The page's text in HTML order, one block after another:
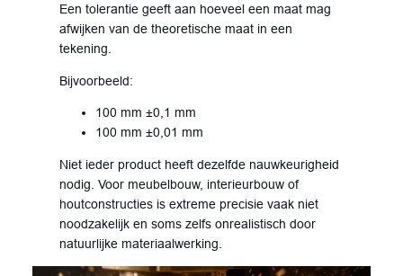
Een tolerantie geeft aan hoeveel een maat mag
afwijken van de theoretische maat in een
tekening.
Bijvoorbeeld:
100 mm ±0,1 mm
100 mm ±0,01 mm
Niet ieder product heeft dezelfde nauwkeurigheid
nodig. Voor meubelbouw, interieurbouw of
houtconstructies is extreme precisie vaak niet
noodzakelijk en soms zelfs onrealistisch door
natuurlijke materiaalwerking.